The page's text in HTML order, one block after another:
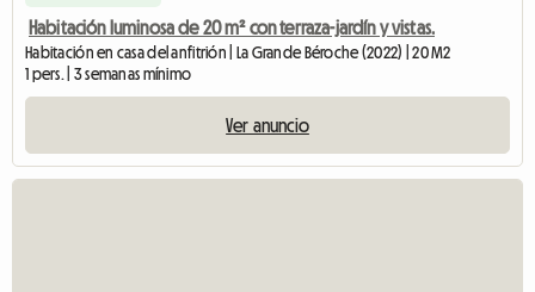
Habitación luminosa de 20 m² con terraza-jardín y vistas.
Habitación en casa del anfitrión | La Grande Béroche (2022) | 20 M2
1 pers. | 3 semanas mínimo
Ver anuncio